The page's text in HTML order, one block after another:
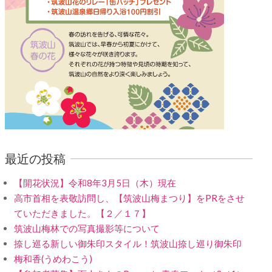
最近の投稿
【開花状況】令和8年3月5日（木）現在
高市首相を表敬訪問し、【筑波山梅まつり】をPRをさせ
ていただきました。【２／１７】
筑波山梅林での写真撮影等について
捺し巡る新しい御朱印スタイル！筑波山捺し巡り御朱印
梅和香(うめわこう)